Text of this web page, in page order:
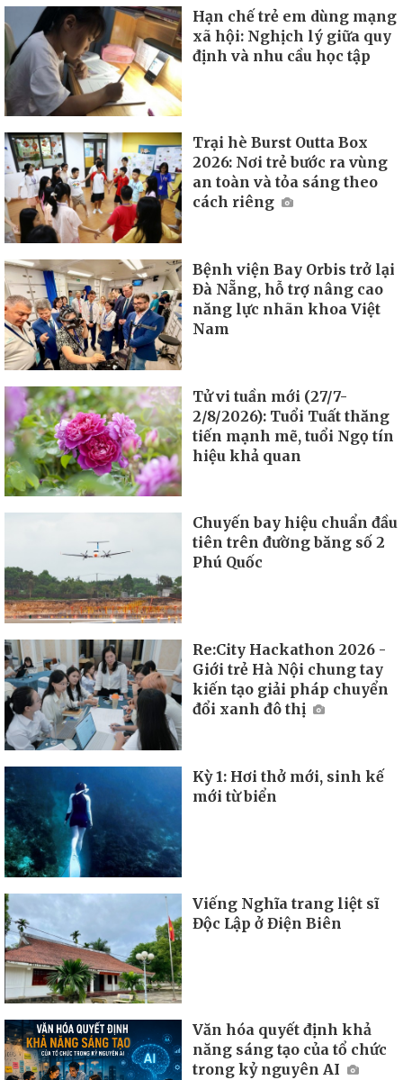
Hạn chế trẻ em dùng mạng
xã hội: Nghịch lý giữa quy
định và nhu cầu học tập
Trại hè Burst Outta Box
2026: Nơi trẻ bước ra vùng
an toàn và tỏa sáng theo
cách riêng
Bệnh viện Bay Orbis trở lại
Đà Nẵng, hỗ trợ nâng cao
năng lực nhãn khoa Việt
Nam
Tử vi tuần mới (27/7-
2/8/2026): Tuổi Tuất thăng
tiến mạnh mẽ, tuổi Ngọ tín
hiệu khả quan
Chuyến bay hiệu chuẩn đầu
tiên trên đường băng số 2
Phú Quốc
Re:City Hackathon 2026 -
Giới trẻ Hà Nội chung tay
kiến tạo giải pháp chuyển
đổi xanh đô thị
Kỳ 1: Hơi thở mới, sinh kế
mới từ biển
Viếng Nghĩa trang liệt sĩ
Độc Lập ở Điện Biên
Văn hóa quyết định khả
năng sáng tạo của tổ chức
trong kỷ nguyên AI